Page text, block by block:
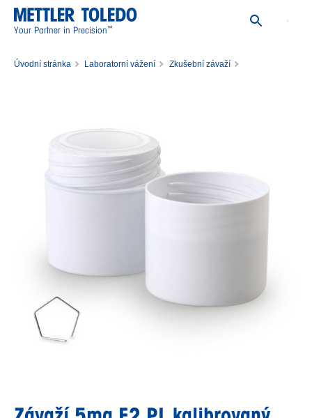
Your Partner in Precision™
Úvodní stránka Laboratorní vážení
Zkušební závaží